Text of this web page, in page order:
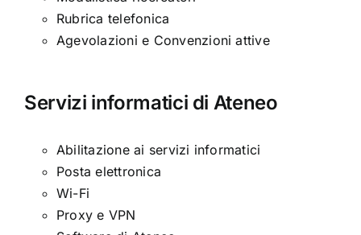
Rubrica telefonica
Agevolazioni e Convenzioni attive
Servizi informatici di Ateneo
Abilitazione ai servizi informatici
Posta elettronica
Wi-Fi
Proxy e VPN